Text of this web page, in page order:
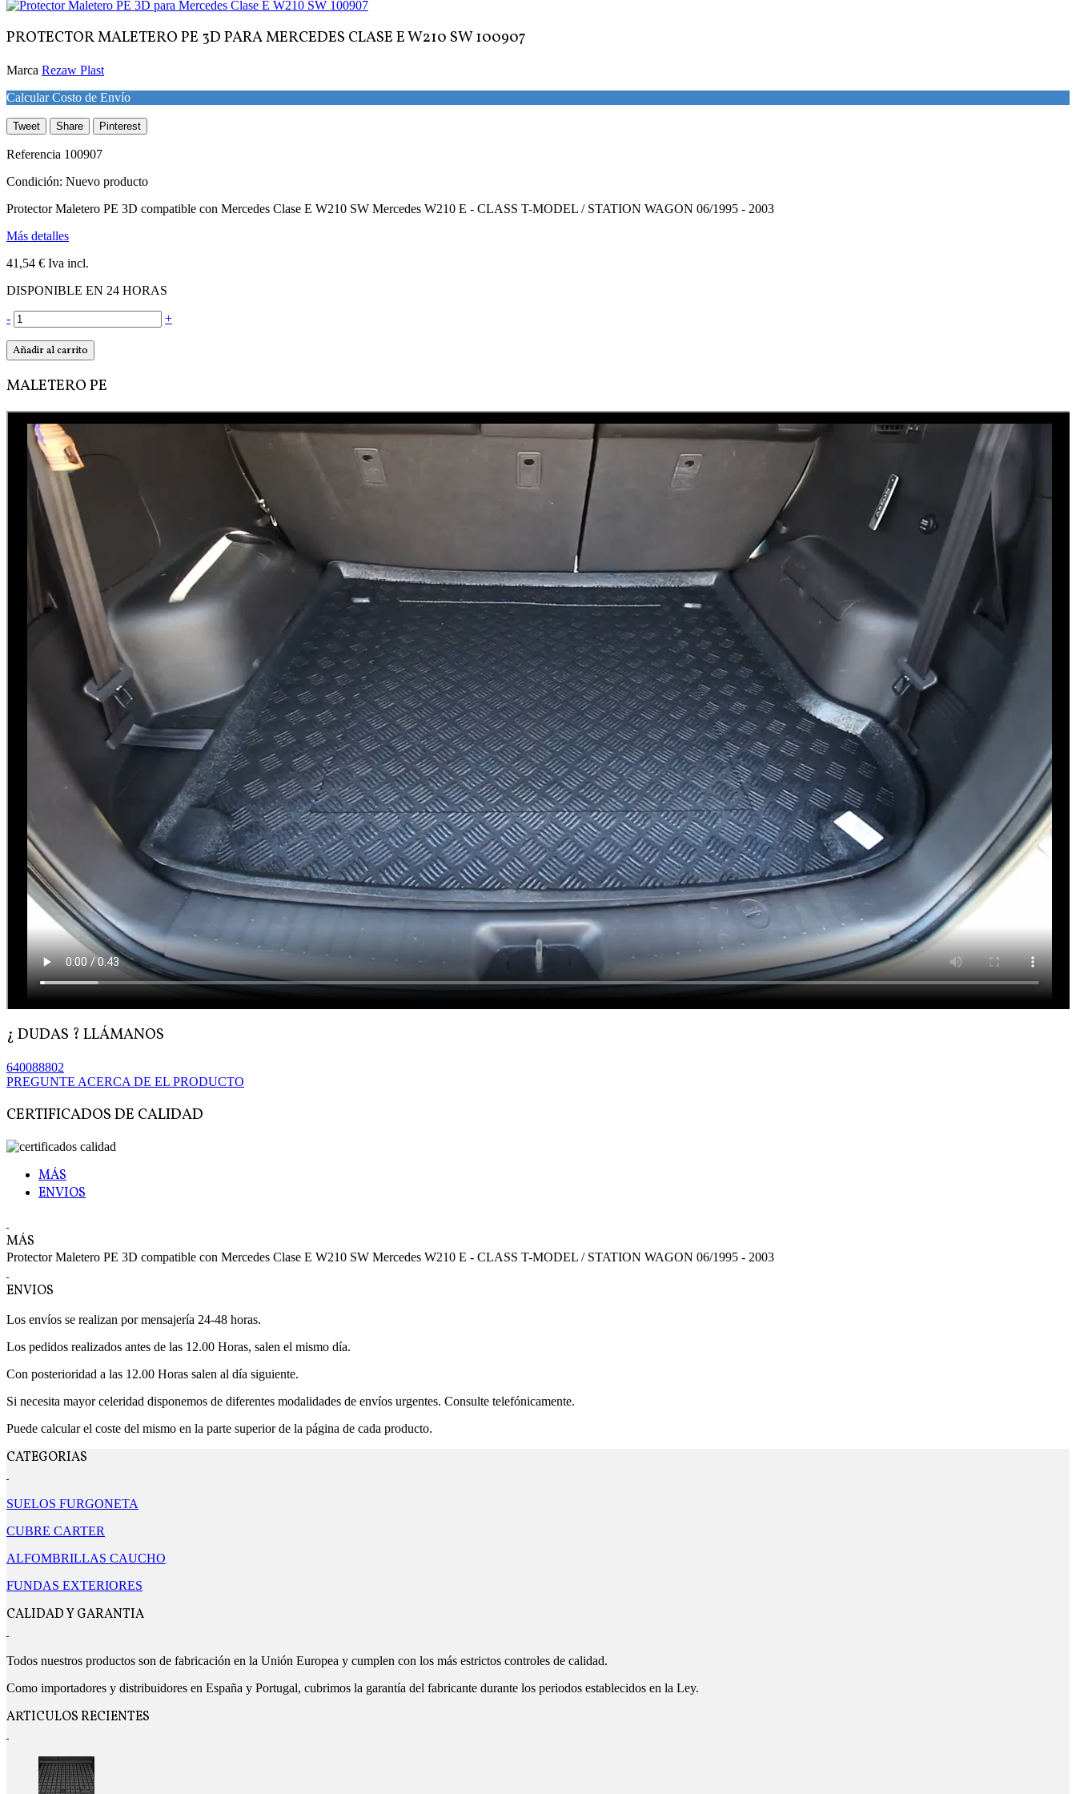
PROTECTOR MALETERO PE 3D PARA MERCEDES CLASE E W210 SW 100907
Marca Rezaw Plast
Calcular Costo de Envío
Tweet Share Pinterest
Referencia 100907
Condición: Nuevo producto
Protector Maletero PE 3D compatible con Mercedes Clase E W210 SW Mercedes W210 E - CLASS T-MODEL / STATION WAGON 06/1995 - 2003
Más detalles
41,54 € Iva incl.
DISPONIBLE EN 24 HORAS
- +
Añadir al carrito
MALETERO PE
¿ DUDAS ? LLÁMANOS
640088802
PREGUNTE ACERCA DE EL PRODUCTO
CERTIFICADOS DE CALIDAD
MÁS
ENVIOS
MÁS
Protector Maletero PE 3D compatible con Mercedes Clase E W210 SW Mercedes W210 E - CLASS T-MODEL / STATION WAGON 06/1995 - 2003
ENVIOS
Los envíos se realizan por mensajería 24-48 horas.
Los pedidos realizados antes de las 12.00 Horas, salen el mismo día.
Con posterioridad a las 12.00 Horas salen al día siguiente.
Si necesita mayor celeridad disponemos de diferentes modalidades de envíos urgentes. Consulte telefónicamente.
Puede calcular el coste del mismo en la parte superior de la página de cada producto.
CATEGORIAS
SUELOS FURGONETA
CUBRE CARTER
ALFOMBRILLAS CAUCHO
FUNDAS EXTERIORES
CALIDAD Y GARANTIA
Todos nuestros productos son de fabricación en la Unión Europea y cumplen con los más estrictos controles de calidad.
Como importadores y distribuidores en España y Portugal, cubrimos la garantía del fabricante durante los periodos establecidos en la Ley.
ARTICULOS RECIENTES